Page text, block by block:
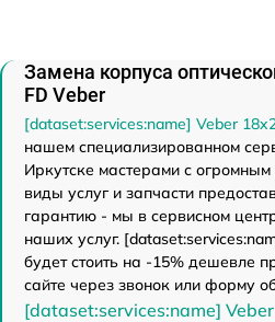
Замена корпуса
FD Veber
[dataset:services:name] Veber
нашем специализированном
Иркутске мастерами с
виды услуг и запчасти
гарантию - мы в сервисном
наших услуг.
будет стоить на -15% дешевле
сайте через звонок или форму
[dataset:services:name]